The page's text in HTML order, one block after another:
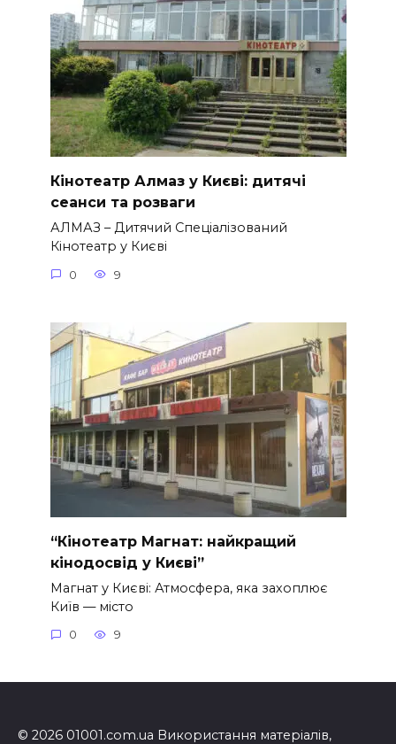
Кінотеатр Алмаз у Києві: дитячі
сеанси та розваги
АЛМАЗ – Дитячий Спеціалізований
Кінотеатр у Києві
0 9
“Кінотеатр Магнат: найкращий
кінодосвід у Києві”
Магнат у Києві: Атмосфера, яка захоплює
Київ — місто
0 9
© 2026 01001.com.ua Використання матеріалів,